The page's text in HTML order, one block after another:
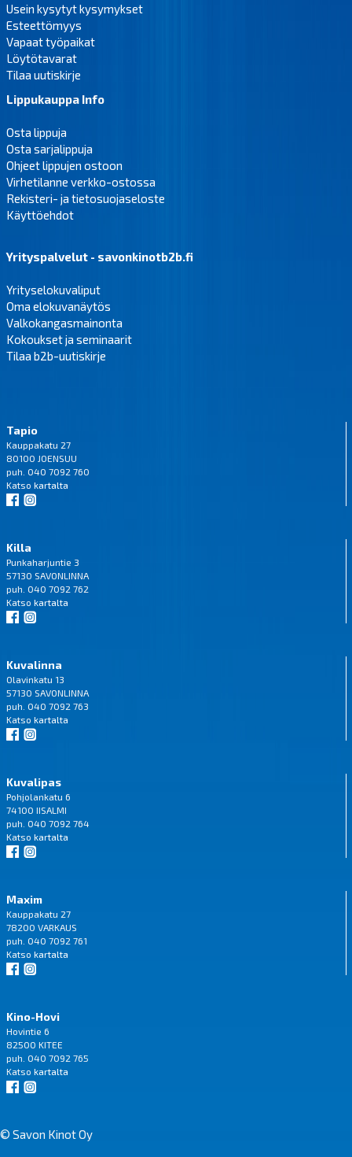
Usein kysytyt kysymykset
Esteettömyys
Vapaat työpaikat
Löytötavarat
Tilaa uutiskirje
Lippukauppa Info
Osta lippuja
Osta sarjalippuja
Ohjeet lippujen ostoon
Virhetilanne verkko-ostossa
Rekisteri- ja tietosuojaseloste
Käyttöehdot
Yrityspalvelut - savonkinotb2b.fi
Yrityselokuvaliput
Oma elokuvanäytös
Valkokangasmainonta
Kokoukset ja seminaarit
Tilaa b2b-uutiskirje
Tapio
Kauppakatu 27
80100 JOENSUU
puh. 040 7092 760
Katso kartalta
Killa
Punkaharjuntie 3
57130 SAVONLINNA
puh. 040 7092 762
Katso kartalta
Kuvalinna
Olavinkatu 13
57130 SAVONLINNA
puh. 040 7092 763
Katso kartalta
Kuvalipas
Pohjolankatu 6
74100 IISALMI
puh. 040 7092 764
Katso kartalta
Maxim
Kauppakatu 27
78200 VARKAUS
puh. 040 7092 761
Katso kartalta
Kino-Hovi
Hovintie 6
82500 KITEE
puh. 040 7092 765
Katso kartalta
© Savon Kinot Oy